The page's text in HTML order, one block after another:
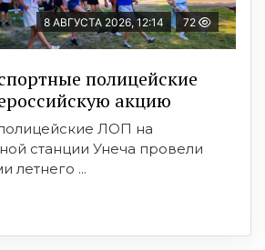
8 АВГУСТА 2026, 12:14 72
полицейские
акцию
ЛОП на
станции Унеча провели
летнего ...